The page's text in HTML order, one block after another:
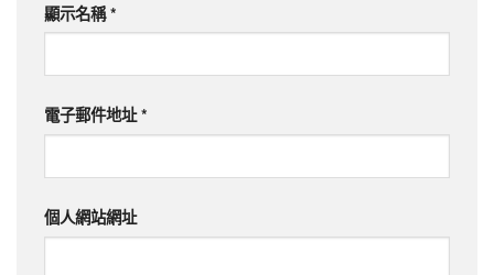
顯示名稱*
電子郵件地址*
個人網站網址